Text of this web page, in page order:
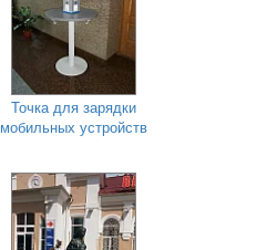
Точка для зарядки
мобильных устройств